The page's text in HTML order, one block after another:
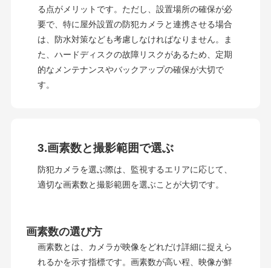
る点がメリットです。ただし、設置場所の確保が必
要で、特に屋外設置の防犯カメラと連携させる場合
は、防水対策なども考慮しなければなりません。ま
た、ハードディスクの故障リスクがあるため、定期
的なメンテナンスやバックアップの確保が大切で
す。
3.画素数と撮影範囲で選ぶ
防犯カメラを選ぶ際は、監視するエリアに応じて、
適切な画素数と撮影範囲を選ぶことが大切です。
画素数の選び方
画素数とは、カメラが映像をどれだけ詳細に捉えら
れるかを示す指標です。画素数が高い程、映像が鮮